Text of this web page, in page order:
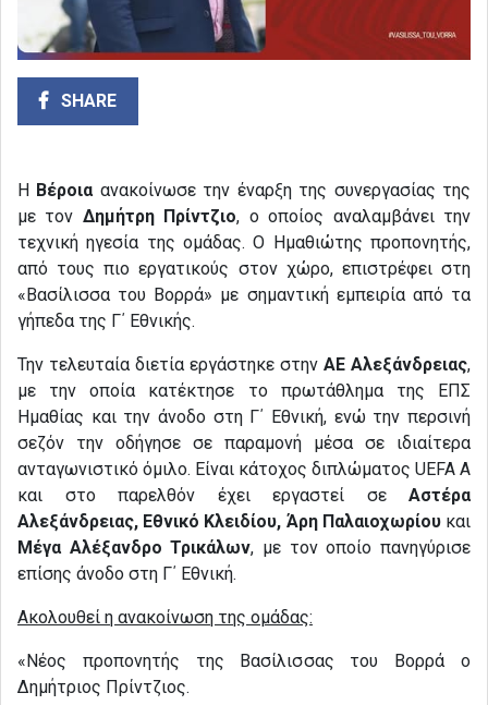
SHARE
Η Βέροιαανακοίνωσε την έναρξη της συνεργασίας της
με τον Δημήτρη Πρίντζιο, ο οποίος αναλαμβάνει την
τεχνική ηγεσία της ομάδας. Ο Ημαθιώτης προπονητής,
από τους πιο εργατικούς στον χώρο, επιστρέφει στη
«Βασίλισσα του Βορρά» με σημαντική εμπειρία από τα
γήπεδα της Γ΄ Εθνικής.
Την τελευταία διετία εργάστηκε στην ΑΕ Αλεξάνδρειας,
με την οποία κατέκτησε το πρωτάθλημα της ΕΠΣ
Ημαθίας και την άνοδο στη Γ΄ Εθνική, ενώ την περσινή
σεζόν την οδήγησε σε παραμονή μέσα σε ιδιαίτερα
ανταγωνιστικό όμιλο. Είναι κάτοχος διπλώματος UEFA A
και στο παρελθόν έχει εργαστεί σε Αστέρα
Αλεξάνδρειας, Εθνικό Κλειδίου, Άρη Παλαιοχωρίουκαι
Μέγα Αλέξανδρο Τρικάλων, με τον οποίο πανηγύρισε
επίσης άνοδο στη Γ΄ Εθνική.
Ακολουθεί η ανακοίνωση της ομάδας:
«Νέος προπονητής της Βασίλισσας του Βορρά ο
Δημήτριος Πρίντζιος.